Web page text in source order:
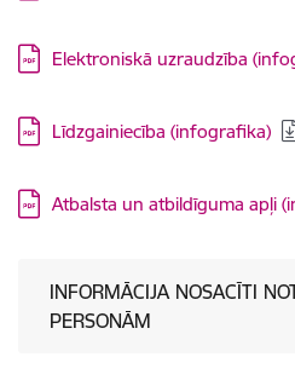
Lejupielādēt:
Elektroniskā uzraudzība
Lejupielādēt:
Līdzgainiecība (infografika)
Lejupielādēt:
Atbalsta un atbildīguma apļi
INFORMĀCIJA NOSACĪTI
PERSONĀM